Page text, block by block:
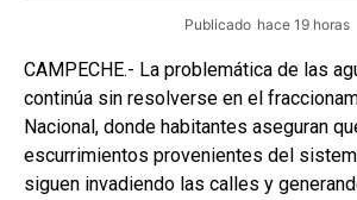
Publicado hace 19 horas
CAMPECHE.- La problemática de las
continúa sin resolverse en el
Nacional, donde habitantes aseguran
escurrimientos provenientes del
siguen invadiendo las calles y